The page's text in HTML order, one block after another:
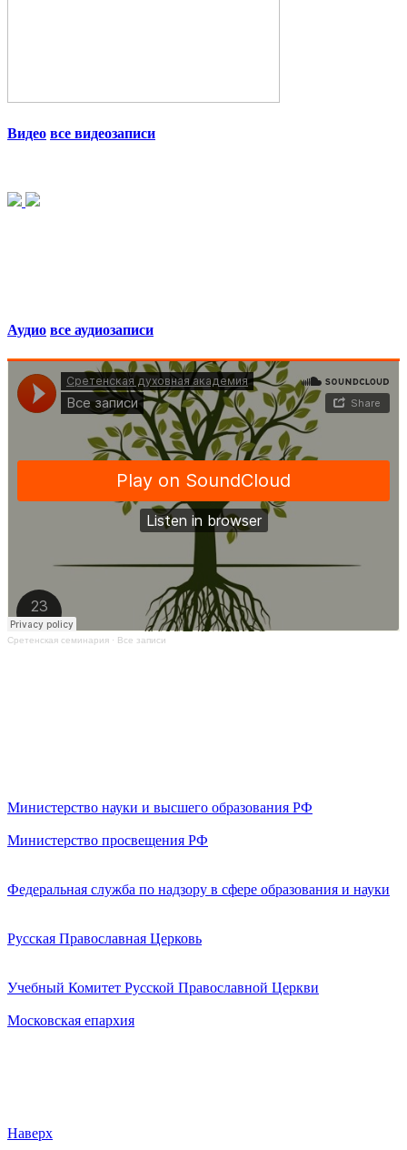
Видео все видеозаписи
Аудио все аудиозаписи
Сретенская семинария · Все записи
Министерство науки и высшего образования РФ
Министерство просвещения РФ
Федеральная служба по надзору в сфере образования и науки
Русская Православная Церковь
Учебный Комитет Русской Православной Церкви
Московская епархия
Наверх